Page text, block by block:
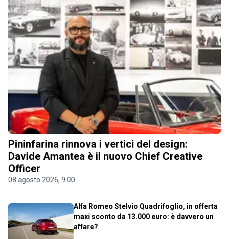
Pininfarina rinnova i vertici del design:
Davide Amantea è il nuovo Chief Creative
Officer
08 agosto 2026, 9.00
Alfa Romeo Stelvio Quadrifoglio, in offerta
maxi sconto da 13.000 euro: è davvero un
affare?